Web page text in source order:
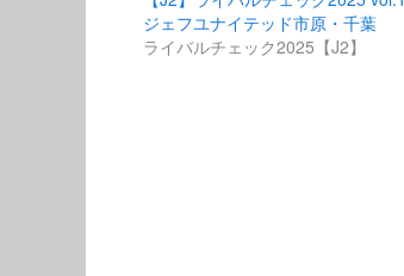
ジェフユナイテッド市原・千葉
ライバルチェック2025【J2】